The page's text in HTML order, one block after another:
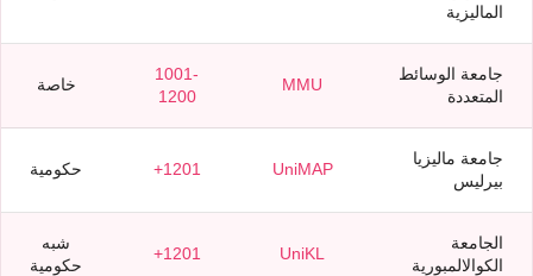
الماليزية
جامعة الوسائط
المتعددة
MMU
1001-
1200
خاصة
جامعة ماليزيا
بيرليس
UniMAP
1201+ حكومية
الجامعة
الكوالالمبورية
UniKL
1201+
شبه
حكومية